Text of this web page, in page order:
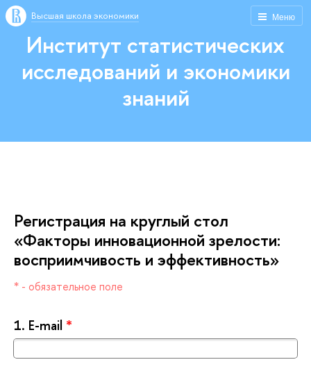
Меню
ысшая школа экономики
Институт статистических
исследований и экономики
знаний
Регистрация на круглый стол
«Факторы инновационной зрелости:
осприимчивость и эффективность»
* - обязательное поле
1. Е-mail *